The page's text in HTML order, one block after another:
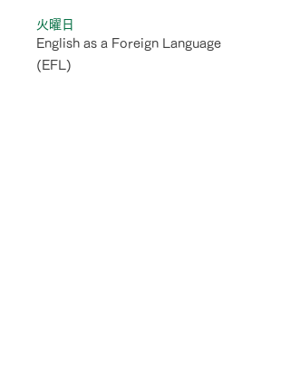
火曜日
English as a Foreign Language
(EFL)